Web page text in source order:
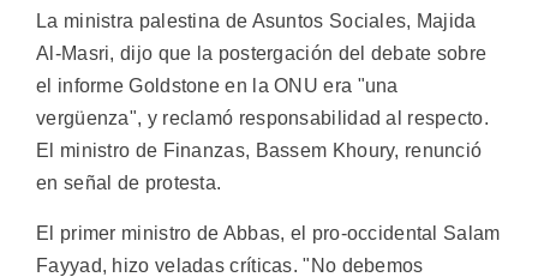
La ministra palestina de Asuntos Sociales, Majida
Al-Masri, dijo que la postergación del debate sobre
el informe Goldstone en la ONU era "una
vergüenza", y reclamó responsabilidad al respecto.
El ministro de Finanzas, Bassem Khoury, renunció
en señal de protesta.
El primer ministro de Abbas, el pro-occidental Salam
Fayyad, hizo veladas críticas. "No debemos